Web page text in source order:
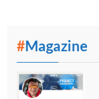
#Magazine